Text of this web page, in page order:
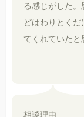
る感じがした
どはわりとく
てくれていたと
相談理由